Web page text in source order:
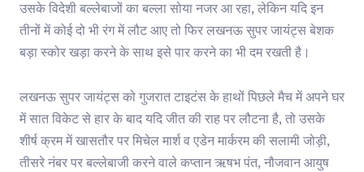
उसके विदेशी बल्लेबाजों का बल्ला सोया नजर आ रहा, लेकिन यदि इन
तीनों में कोई दो भी रंग में लौट आए तो फिर लखनऊ सुपर जायंट्स बेशक
बड़ा स्कोर खड़ा करने के साथ इसे पार करने का भी दम रखती है।
लखनऊ सुपर जायंट्स को गुजरात टाइटंस के हाथों पिछले मैच में अपने घर
में सात विकेट से हार के बाद यदि जीत की राह पर लौटना है, तो उसके
शीर्ष क्रम में खासतौर पर मिचेल मार्श व एडेन मार्करम की सलामी जोड़ी,
तीसरे नंबर पर बल्लेबाजी करने वाले कप्तान ऋषभ पंत, नौजवान आयुष